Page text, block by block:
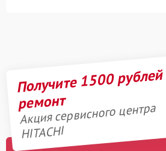
Получите 1500
ремонт
Акция сервисного центра
HITACHI